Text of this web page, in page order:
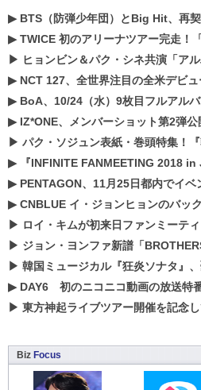
▶ BTS（防弾少年団）とBig Hit、再
▶TWICE 初のアリーナツアー完走！「東京ドーム 2DAYS」「ナゴヤドーム
▶ ヒョンビン＆パク・シネ共演「アルハンブラ
▶ NCT 127、全世界注目の全米デビュー！日本初ツ
▶ BoA、10/24（水）9枚目フルアル
▶ IZ*ONE、メンバーショット第2弾公
▶ パク・ソジュン表紙・巻頭特集！『韓流ぴ
▶
『INFINITE FANMEETING 2018 in JAPAN』開催決
▶ PENTAGON、11月25日都内でイベ
▶CNBLUE イ・ジョンヒョンのバックステージ・
▶ ロイ・キムが初来日ファンミーティング開催！
▶ ジョン・ヨンファ新譜「BROTHERS」にち
▶ 韓国ミュージカル『狂炎ソナタ』、憂いある​ビジュアル初公開!!
▶ DAY6 初のニコニコ動画の放送特番!「DAY6 JAPAN 1st ALBUM
▶ 東方神起ライブツアー開催を記念して札幌
Biz Focus